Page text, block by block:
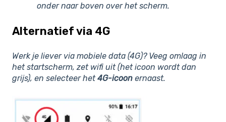
onder naar boven over het scherm.
Alternatief via 4G
Werk je liever via mobiele data (4G)? Veeg omlaag in
het startscherm, zet wifi uit (het icoon wordt dan
grijs), en selecteer het4G-icoon ernaast.